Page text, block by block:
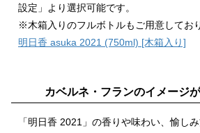
設定」より選択可能です。
※木箱入りのフルボトルもご用意してお
明日香 asuka 2021 (750ml) [木箱入り]
カベルネ・フランのイメージ
「明日香 2021」の香りや味わい、愉し